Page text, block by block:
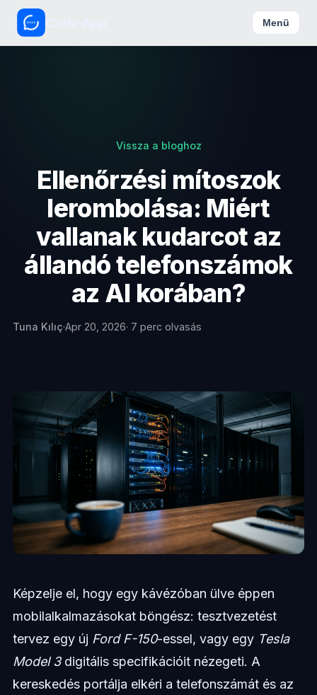
Menü
Vissza a bloghoz
Ellenőrzési mítoszok
lerombolása: Miért
vallanak kudarcot az
állandó telefonszámok
az AI korában?
Tuna Kılıç·Apr 20, 2026· 7 perc olvasás
Képzelje el, hogy egy kávézóban ülve éppen
mobilalkalmazásokat böngész: tesztvezetést
tervez egy új Ford F-150-essel, vagy egy Tesla
Model 3digitális specifikációit nézegeti. A
kereskedés portálja elkéri a telefonszámát és az